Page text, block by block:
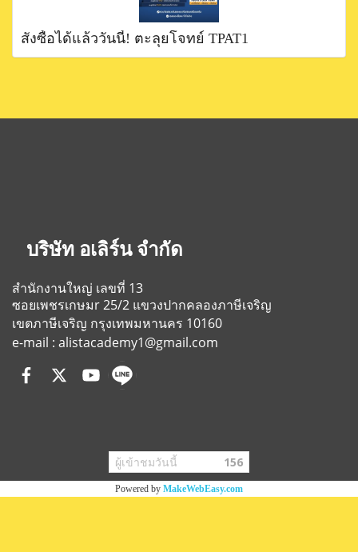
สั่งซื้อได้แล้ววันนี้! ตะลุยโจทย์ TPAT1
บริษัท อเลิร์น จำกัด
สำนักงานใหญ่ เลขที่ 13
ซอยเพชรเกษมr 25/2 แขวงปากคลองภาษีเจริญ
เขตภาษีเจริญ กรุงเทพมหานคร 10160
e-mail : alistacademy1@gmail.com
ผู้เข้าชมวันนี้ 156
Powered by MakeWebEasy.com